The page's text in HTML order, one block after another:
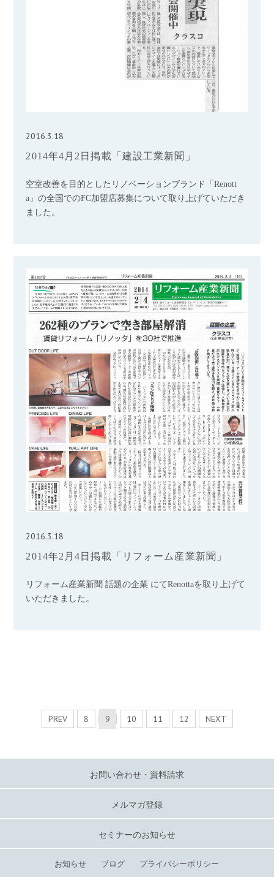
2016.3.18
2014年4月2日掲載「建設工業新聞」
空室改善を目的としたリノベーションブランド「Renott
a」の全国でのFC加盟店募集について取り上げていただき
ました。
2016.3.18
2014年2月4日掲載「リフォーム産業新聞」
リフォーム産業新聞 話題の企業 にてRenottaを取り上げて
いただきました。
PREV 8 9 10 11 12 NEXT
お問い合わせ・資料請求
メルマガ登録
セミナーのお知らせ
お知らせ ブログ プライバシーポリシー